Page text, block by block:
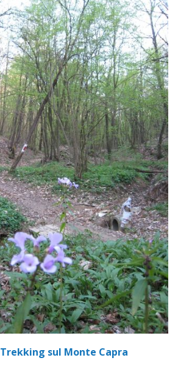
Trekking sul Monte Capra